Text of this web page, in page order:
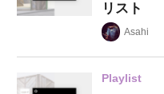
リスト
Asahi
Playlist